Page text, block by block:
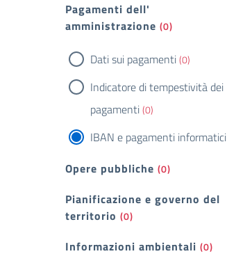
Pagamenti dell'
amministrazione (0)
Dati sui pagamenti(0)
Indicatore di tempestività dei
pagamenti(0)
IBAN e pagamenti informatici
Opere pubbliche (0)
Pianificazione e governo del
territorio (0)
Informazioni ambientali (0)